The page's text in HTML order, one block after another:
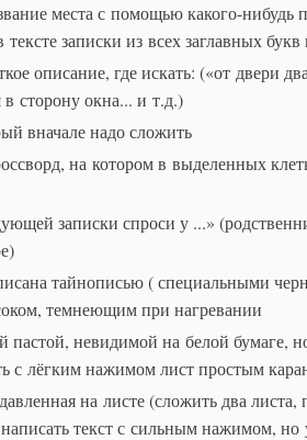
места с помощью какого-нибудь
записки из всех заглавных
описание, где искать: («от двери
в сторону окна... и т.д.)
вначале надо сложить
на котором в выделенных
записки спроси у ...»
тайнописью ( специальными
темнеющим при нагревании
пастой, невидимой на белой бумаге,
с лёгким нажимом лист простым
на листе (сложить два листа,
текст с сильным нажимом, но